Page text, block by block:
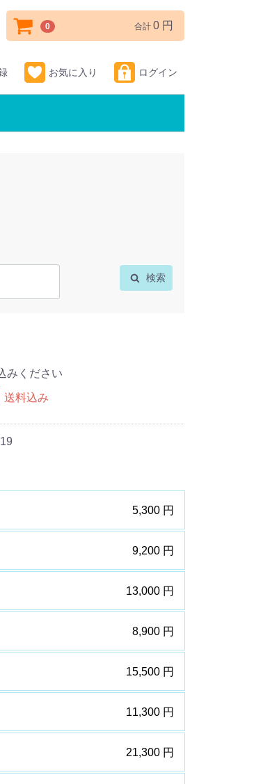
お気に入り ログイン
0 合計 0 円
検索
みください
送料込み
5,300 円
9,200 円
13,000 円
8,900 円
15,500 円
11,300 円
21,300 円